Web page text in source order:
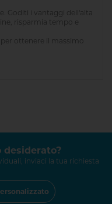
Goditi i vantaggi dell'alta
risparmia tempo e
ottenere il massimo
inviaci la tua richiesta